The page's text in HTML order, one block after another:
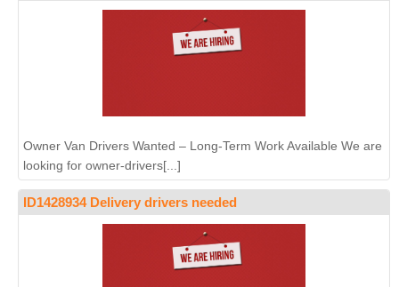
Owner Van Drivers Wanted – Long-Term Work Available We are
looking for owner-drivers[...]
ID1428934 Delivery drivers needed